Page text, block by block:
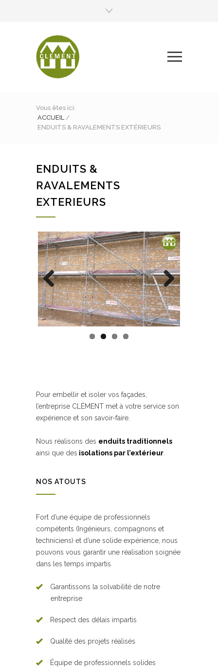
Vous êtes ici:
ACCUEIL /
ENDUITS & RAVALEMENTS EXTÉRIEURS
ENDUITS &
RAVALEMENTS
EXTERIEURS
Previous Next
Pour embellir et isoler vos façades,
l’entreprise CLÉMENT met à votre service son
expérience et son savoir-faire.
Nous réalisons des enduits traditionnels
ainsi que des isolations par l’extérieur
NOS ATOUTS
Fort d’une équipe de professionnels
compétents (Ingénieurs, compagnons et
techniciens) et d’une solide expérience, nous
pouvons vous garantir une réalisation soignée
dans les temps impartis.
Garantissons la solvabilité de notre
entreprise
Respect des délais impartis
Qualité des projets réalisés
Équipe de professionnels solides